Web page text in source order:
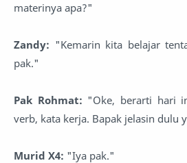
materinya apa?"
Zandy: "Kemarin kita belajar
pak."
Pak Rohmat: "Oke, berarti hari
verb, kata kerja. Bapak jelasin dulu
Murid X4: "Iya pak."